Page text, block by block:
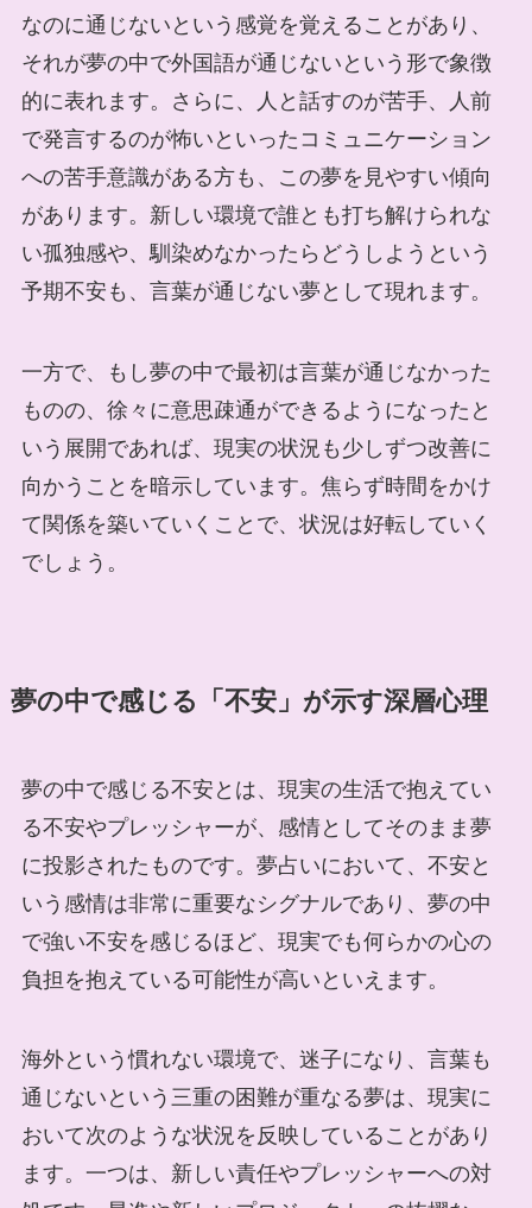
なのに通じないという感覚を覚えることがあり、
それが夢の中で外国語が通じないという形で象徴
的に表れます。さらに、人と話すのが苦手、人前
で発言するのが怖いといったコミュニケーション
への苦手意識がある方も、この夢を見やすい傾向
があります。新しい環境で誰とも打ち解けられな
い孤独感や、馴染めなかったらどうしようという
予期不安も、言葉が通じない夢として現れます。
一方で、もし夢の中で最初は言葉が通じなかった
ものの、徐々に意思疎通ができるようになったと
いう展開であれば、現実の状況も少しずつ改善に
向かうことを暗示しています。焦らず時間をかけ
て関係を築いていくことで、状況は好転していく
でしょう。
夢の中で感じる「不安」が示す深層心理
夢の中で感じる不安とは、現実の生活で抱えてい
る不安やプレッシャーが、感情としてそのまま夢
に投影されたものです。夢占いにおいて、不安と
いう感情は非常に重要なシグナルであり、夢の中
で強い不安を感じるほど、現実でも何らかの心の
負担を抱えている可能性が高いといえます。
海外という慣れない環境で、迷子になり、言葉も
通じないという三重の困難が重なる夢は、現実に
おいて次のような状況を反映していることがあり
ます。一つは、新しい責任やプレッシャーへの対